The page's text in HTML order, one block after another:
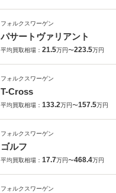
フォルクスワーゲン
パサートヴァリアント
平均買取相場： 21.5万円〜223.5万円
フォルクスワーゲン
T-Cross
平均買取相場： 133.2万円〜157.5万円
フォルクスワーゲン
ゴルフ
平均買取相場： 17.7万円〜468.4万円
フォルクスワーゲン